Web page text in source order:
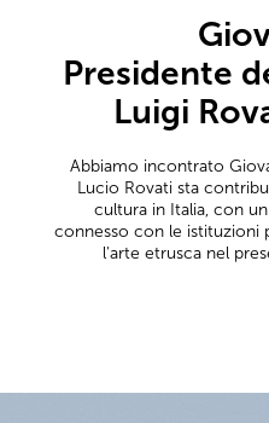
Presidente
Luigi
Abbiamo incontrato
Lucio Rovati sta
cultura in Italia, con
connesso con le istituzioni
l'arte etrusca nel